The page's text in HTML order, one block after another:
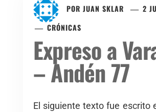
POR JUAN SKLAR
2
CRÓNICAS
Expreso a
– Andén 77
El siguiente texto fue escrito